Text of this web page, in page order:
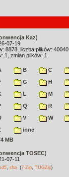
Kaz)
07-19
8878, liczba plików: 40040
1, zmian plików: 1
B C
G H
L M
Q R
V W
inne
MB
TOSEC)
07-11
sha (7-Zip TUGZip)